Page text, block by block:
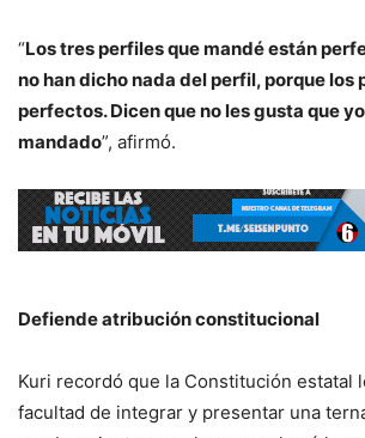
“Los tres perfiles que mandé están
no han dicho nada del perfil, porque los
perfectos. Dicen que no les gusta que
mandado”, afirmó.
Defiende atribución constitucional
Kuri recordó que la Constitución estatal
facultad de integrar y presentar una